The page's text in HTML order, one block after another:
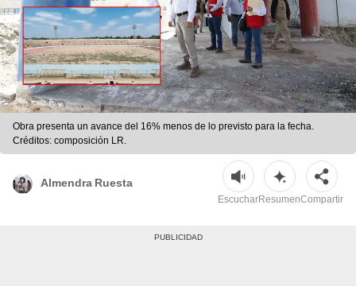
Obra presenta un avance del 16% menos de lo previsto para la fecha.
Créditos: composición LR.
Almendra Ruesta
EscucharResumenCompartir